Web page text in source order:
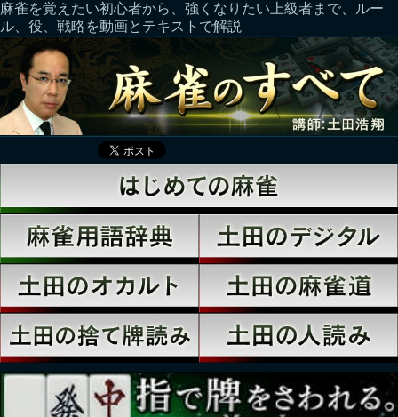
麻雀を覚えたい初心者から、強くなりたい上級者まで、ルー
ル、役、戦略を動画とテキストで解説